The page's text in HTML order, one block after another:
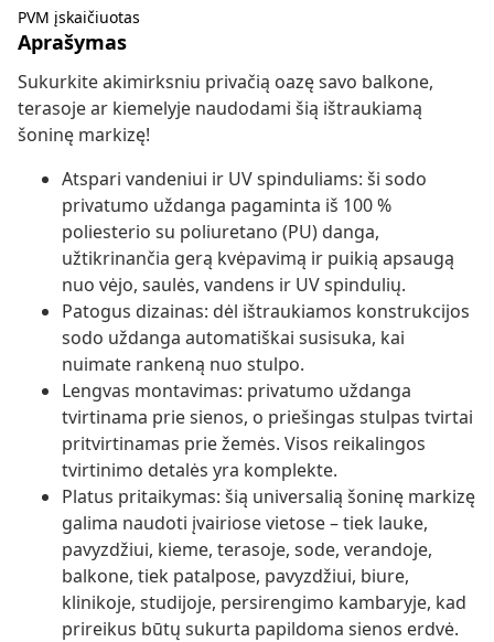
PVM įskaičiuotas
Aprašymas
Sukurkite akimirksniu privačią oazę savo balkone,
terasoje ar kiemelyje naudodami šią ištraukiamą
šoninę markizę!
Atspari vandeniui ir UV spinduliams: ši sodo
privatumo uždanga pagaminta iš 100 %
poliesterio su poliuretano (PU) danga,
užtikrinančia gerą kvėpavimą ir puikią apsaugą
nuo vėjo, saulės, vandens ir UV spindulių.
Patogus dizainas: dėl ištraukiamos konstrukcijos
sodo uždanga automatiškai susisuka, kai
nuimate rankeną nuo stulpo.
Lengvas montavimas: privatumo uždanga
tvirtinama prie sienos, o priešingas stulpas tvirtai
pritvirtinamas prie žemės. Visos reikalingos
tvirtinimo detalės yra komplekte.
Platus pritaikymas: šią universalią šoninę markizę
galima naudoti įvairiose vietose – tiek lauke,
pavyzdžiui, kieme, terasoje, sode, verandoje,
balkone, tiek patalpose, pavyzdžiui, biure,
klinikoje, studijoje, persirengimo kambaryje, kad
prireikus būtų sukurta papildoma sienos erdvė.